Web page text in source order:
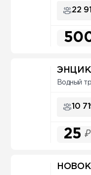
22
Водный
10
25 ₽